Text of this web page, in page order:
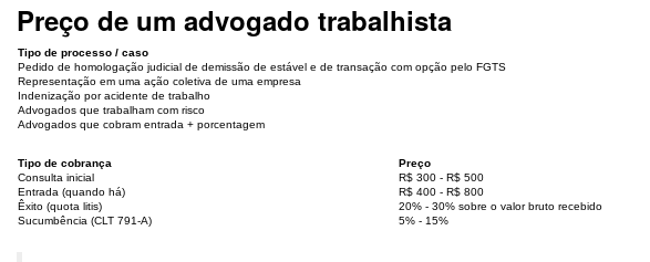
Preço de um advogado trabalhista
Tipo de processo / caso
Pedido de homologação judicial de demissão de estável e de transação com opção pelo FGTS
Representação em uma ação coletiva de uma empresa
Indenização por acidente de trabalho
Advogados que trabalham com risco
Advogados que cobram entrada + porcentagem
Tipo de cobrança
Preço
Consulta inicial
R$ 300 - R$ 500
Entrada (quando há)
R$ 400 - R$ 800
Êxito (quota litis)
20% - 30% sobre o valor bruto recebido
Sucumbência (CLT 791-A)
5% - 15%